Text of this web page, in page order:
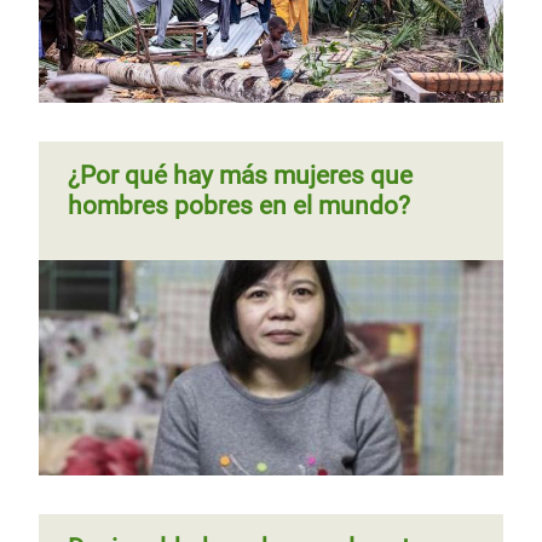
Guatemala, entre el “suelo y el
cielo”: la extrema desigualdad en
cifras
Paginación
Página
‹‹ Página 6Siguiente
››
Entre el suelo y el cielo
¿Por qué hay más mujeres que
hombres pobres en el mundo?